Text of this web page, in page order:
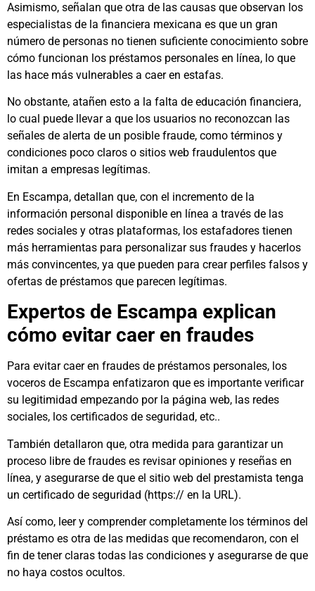
Asimismo, señalan que otra de las causas que observan los
especialistas de la financiera mexicana es que un gran
número de personas no tienen suficiente conocimiento sobre
cómo funcionan los préstamos personales en línea, lo que
las hace más vulnerables a caer en estafas.
No obstante, atañen esto a la falta de educación financiera,
lo cual puede llevar a que los usuarios no reconozcan las
señales de alerta de un posible fraude, como términos y
condiciones poco claros o sitios web fraudulentos que
imitan a empresas legítimas.
En Escampa, detallan que, con el incremento de la
información personal disponible en línea a través de las
redes sociales y otras plataformas, los estafadores tienen
más herramientas para personalizar sus fraudes y hacerlos
más convincentes, ya que pueden para crear perfiles falsos y
ofertas de préstamos que parecen legítimas.
Expertos de Escampa explican
cómo evitar caer en fraudes
Para evitar caer en fraudes de préstamos personales, los
voceros de Escampa enfatizaron que es importante verificar
su legitimidad empezando por la página web, las redes
sociales, los certificados de seguridad, etc..
También detallaron que, otra medida para garantizar un
proceso libre de fraudes es revisar opiniones y reseñas en
línea, y asegurarse de que el sitio web del prestamista tenga
un certificado de seguridad (https:// en la URL).
Así como, leer y comprender completamente los términos del
préstamo es otra de las medidas que recomendaron, con el
fin de tener claras todas las condiciones y asegurarse de que
no haya costos ocultos.